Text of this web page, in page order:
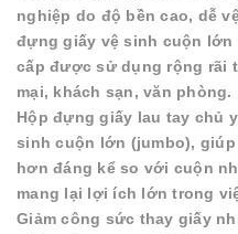
nghiệp do độ bền cao, dễ
đựng giấy vệ sinh cuộn lớn
cấp được sử dụng rộng rãi
mại, khách sạn, văn
Hộp đựng giấy lau tay chủ
sinh cuộn lớn (jumbo),
hơn đáng kể so với cuộn
mang lại lợi ích lớn trong
Giảm công sức thay giấy